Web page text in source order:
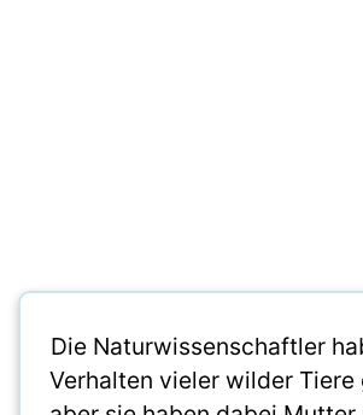
Die Naturwissenschaftler
Verhalten vieler wilder